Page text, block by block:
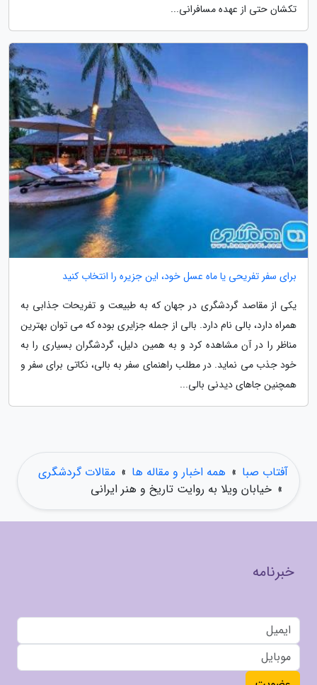
تکشان حتی از عهده مسافرانی...
برای سفر تفریحی یا ماه عسل خود، این جزیره را انتخاب کنید
یکی از مقاصد گردشگری در جهان که به طبیعت و تفریحات جذابی به
همراه دارد، بالی نام دارد. بالی از جمله جزایری بوده که می توان بهترین
مناظر را در آن مشاهده کرد و به همین دلیل، گردشگران بسیاری را به
خود جذب می نماید. در مطلب راهنمای سفر به بالی، نکاتی برای سفر و
همچنین جاهای دیدنی بالی...
آفتاب صبا » همه اخبار و مقاله ها » مقالات گردشگری
» خیابان ویلا به روایت تاریخ و هنر ایرانی
خبرنامه